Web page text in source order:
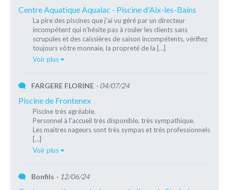
Centre Aquatique Aqualac - Piscine d'Aix-les-Bains
La pire des piscines que j'ai vu géré par un directeur
incompétent qui n'hésite pas à rouler les clients sans
scrupules et des caissières de saison incompétents, vérifiez
toujours vôtre monnaie, la propreté de la […]
Voir plus
FARGERE FLORINE - 04/07/24
Piscine de Frontenex
Piscine très agréable.
Personnel à l'accueil très disponible, très sympathique.
Les maitres nageurs sont très sympas et très professionnels
[…]
Voir plus
Bonfils - 12/06/24